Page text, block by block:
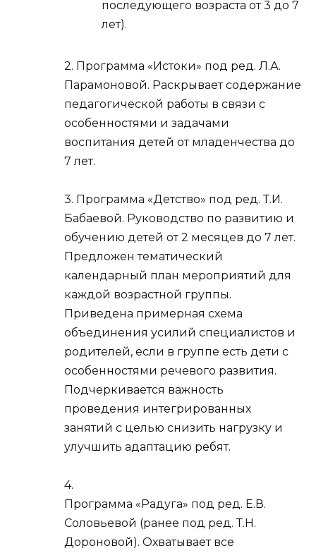
последующего возраста от 3 до 7
лет).
2. Программа «Истоки» под ред. Л.А.
Парамоновой. Раскрывает содержание
педагогической работы в связи с
особенностями и задачами
воспитания детей от младенчества до
7 лет.
3. Программа «Детство» под ред. Т.И.
Бабаевой. Руководство по развитию и
обучению детей от 2 месяцев до 7 лет.
Предложен тематический
календарный план мероприятий для
каждой возрастной группы.
Приведена примерная схема
объединения усилий специалистов и
родителей, если в группе есть дети с
особенностями речевого развития.
Подчеркивается важность
проведения интегрированных
занятий с целью снизить нагрузку и
улучшить адаптацию ребят.
4.
Программа «Радуга» под ред. Е.В.
Соловьевой (ранее под ред. Т.Н.
Дороновой). Охватывает все